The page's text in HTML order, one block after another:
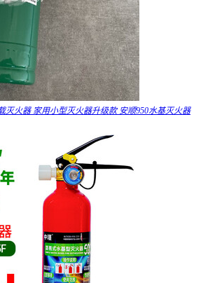
灭火器 家用小型灭火器升级款 安顺950水基灭火器